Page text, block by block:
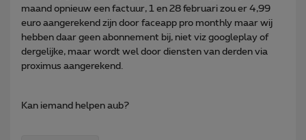
maand opnieuw een factuur, 1 en 28 februari zou er 4,99
euro aangerekend zijn door faceapp pro monthly maar wij
hebben daar geen abonnement bij, niet viz googleplay of
dergelijke, maar wordt wel door diensten van derden via
proximus aangerekend.
Kan iemand helpen aub?